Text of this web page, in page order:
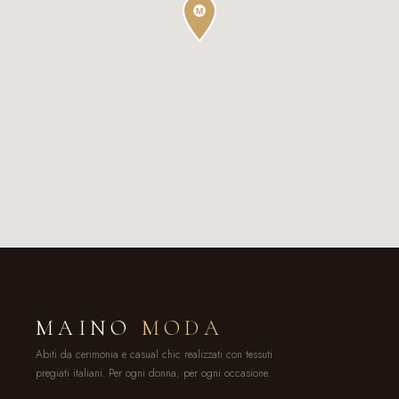
MAINO MODA
Abiti da cerimonia e casual chic realizzati con tessuti
pregiati italiani. Per ogni donna, per ogni occasione.